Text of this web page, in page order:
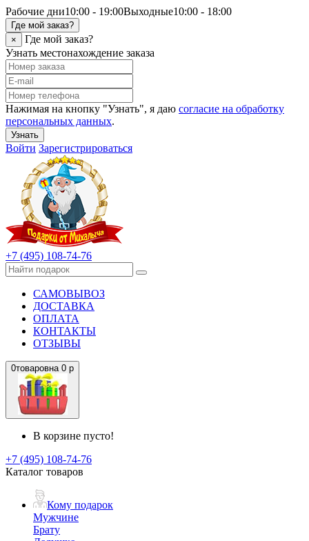
Рабочие дни10:00 - 19:00Выходные10:00 - 18:00
Где мой заказ?
×
Где мой заказ?
Узнать местонахождение заказа
Нажимая на кнопку "Узнать", я даю согласие на обработку
персональных данных.
Узнать
Войти Зарегистрироваться
+7 (495) 108-74-76
САМОВЫВОЗ
ДОСТАВКА
ОПЛАТА
КОНТАКТЫ
ОТЗЫВЫ
0товаровна 0 р
В корзине пусто!
+7 (495) 108-74-76
Каталог товаров
Кому подарок
Мужчине
Брату